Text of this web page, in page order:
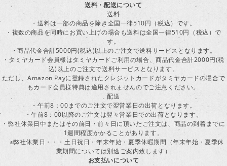
送料・配送について
送料
・送料は一部の商品を除き全国一律510円（税込）です。
・複数の商品を同時にお買い上げの場合も送料は全国一律510円（税込）で
す。
・商品代金合計5000円(税込)以上のご注文で送料サービスとなります。
・タミヤカード会員様はタミヤカードご利用の場合、商品代金合計2000円(税
込)以上のご注文で送料サービスとなります。
ただし、Amazon Payに登録されたクレジットカードがタミヤカードの場合で
もカード会員様特典は適用されませんのでご注意ください。
配送
・午前8：00までのご注文で翌営業日の出荷となります。
・午前8：00以降のご注文は翌々営業日での出荷となります。
・弊社休業日中またはその前日・前々日に頂いたご注文は、商品の到着までに
1週間程度かかることがあります。
※弊社休業日・・・土日祝日・年末年始・夏季休暇期間（年末年始・夏季休
業期間については別途ご案内致します）
お支払いについて